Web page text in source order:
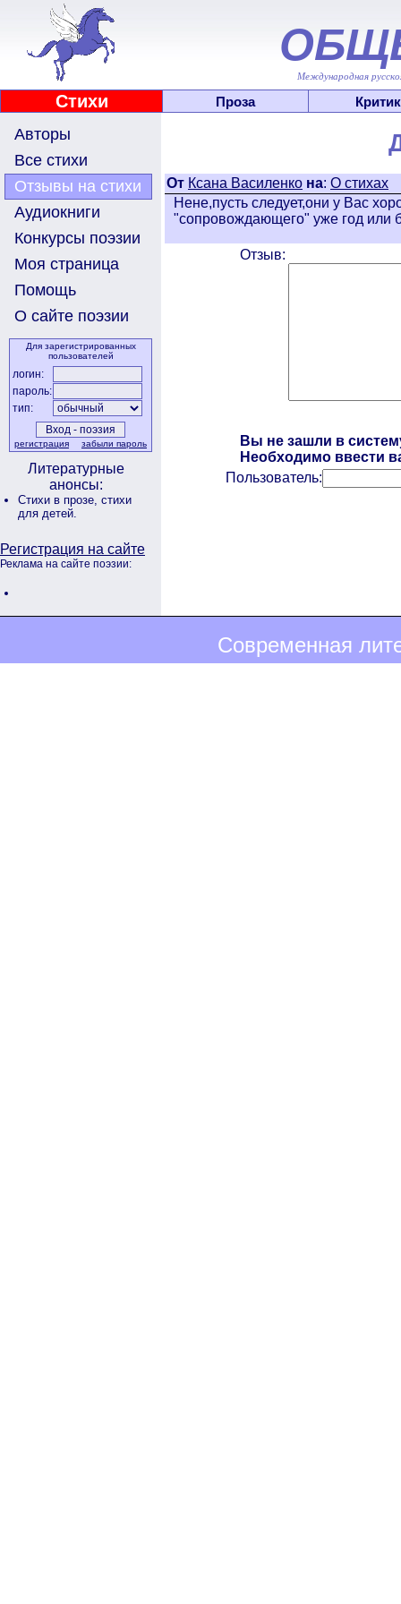
Международная
Стихи Проза
Авторы
Все стихи
Отзывы на стихи
Аудиокниги
Конкурсы поэзии
Моя страница
Помощь
О сайте поэзии
Для зарегистрированных
пользователей
логин:
пароль:
тип:
регистрация забыли пароль
Литературные
анонсы:
Стихи в прозе, стихи
для детей.
Регистрация на сайте
Реклама на сайте поэзии:
От Ксана Василенко на: О стихах
Нене,пусть следует,они у Вас
"сопровождающего" уже год или
Отзыв:
Вы не зашли в
Необходимо ввести
Пользователь:
Современная